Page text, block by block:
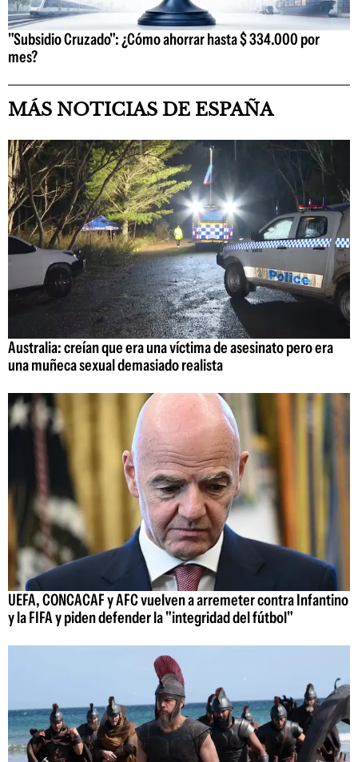
"Subsidio Cruzado": ¿Cómo ahorrar hasta $ 334.000 por
mes?
MÁS NOTICIAS DE ESPAÑA
Australia: creían que era una víctima de asesinato pero era
una muñeca sexual demasiado realista
UEFA, CONCACAF y AFC vuelven a arremeter contra Infantino
y la FIFA y piden defender la "integridad del fútbol"